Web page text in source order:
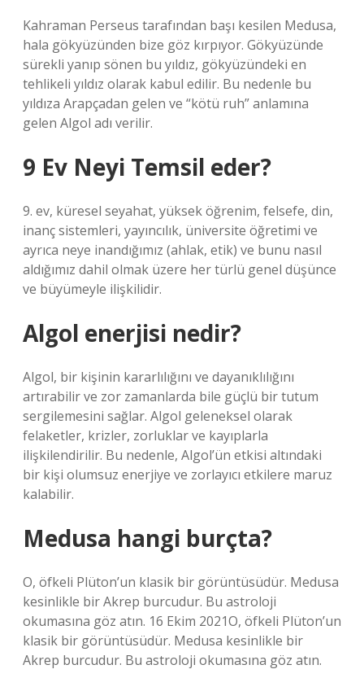
Kahraman Perseus tarafından başı kesilen Medusa,
hala gökyüzünden bize göz kırpıyor. Gökyüzünde
sürekli yanıp sönen bu yıldız, gökyüzündeki en
tehlikeli yıldız olarak kabul edilir. Bu nedenle bu
yıldıza Arapçadan gelen ve “kötü ruh” anlamına
gelen Algol adı verilir.
9 Ev Neyi Temsil eder?
9. ev, küresel seyahat, yüksek öğrenim, felsefe, din,
inanç sistemleri, yayıncılık, üniversite öğretimi ve
ayrıca neye inandığımız (ahlak, etik) ve bunu nasıl
aldığımız dahil olmak üzere her türlü genel düşünce
ve büyümeyle ilişkilidir.
Algol enerjisi nedir?
Algol, bir kişinin kararlılığını ve dayanıklılığını
artırabilir ve zor zamanlarda bile güçlü bir tutum
sergilemesini sağlar. Algol geleneksel olarak
felaketler, krizler, zorluklar ve kayıplarla
ilişkilendirilir. Bu nedenle, Algol’ün etkisi altındaki
bir kişi olumsuz enerjiye ve zorlayıcı etkilere maruz
kalabilir.
Medusa hangi burçta?
O, öfkeli Plüton’un klasik bir görüntüsüdür. Medusa
kesinlikle bir Akrep burcudur. Bu astroloji
okumasına göz atın. 16 Ekim 2021O, öfkeli Plüton’un
klasik bir görüntüsüdür. Medusa kesinlikle bir
Akrep burcudur. Bu astroloji okumasına göz atın.